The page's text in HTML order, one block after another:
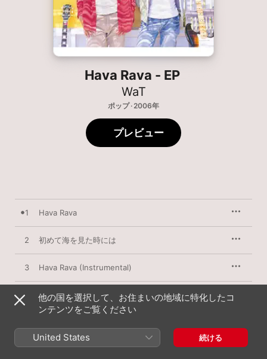
Hava Rava - EP
WaT
ポップ · 2006年
プレビュー
1 Hava Rava
2 初めて海を見た時には
3 Hava Rava (Instrumental)
4 初めて海を見た時には (Instrumental)
2006年8月5日
4曲、18分
他の国を選択して、お住まいの地域に特化したコ
ンテンツをご覧ください
United States 続ける